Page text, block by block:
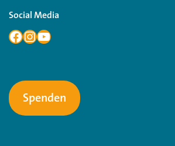
Social Media
Spenden